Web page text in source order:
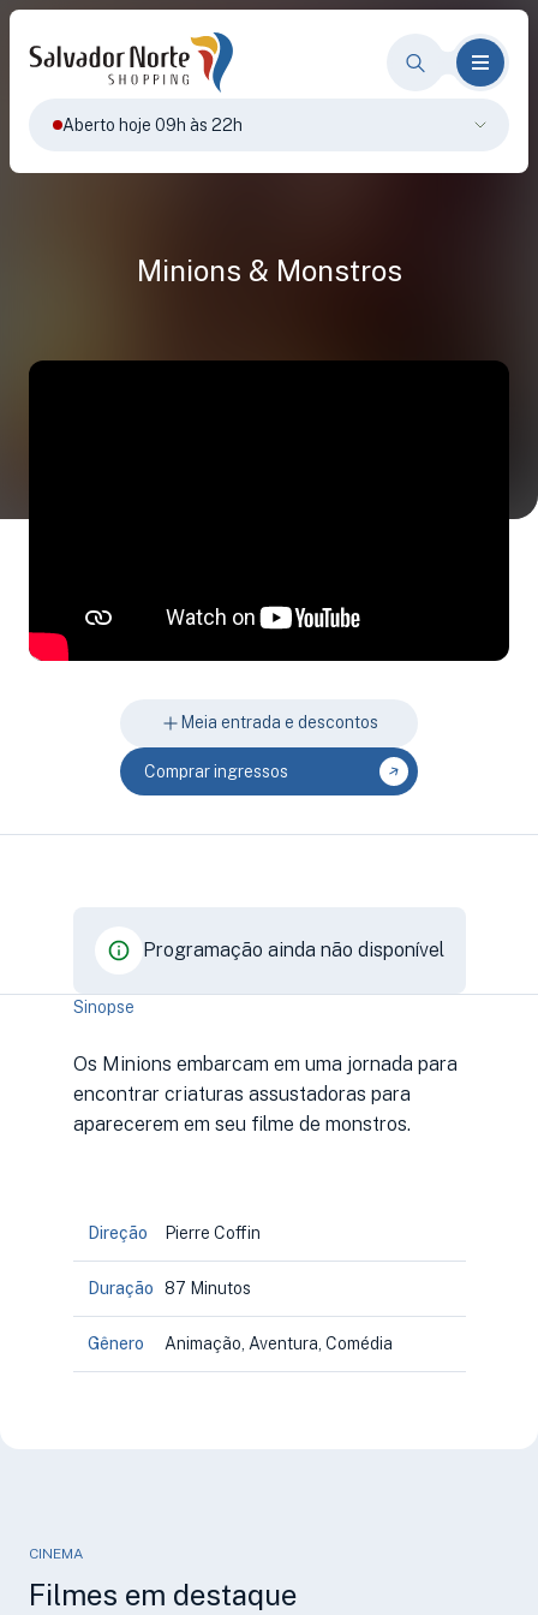
Aberto hoje 09h às 22h
Minions & Monstros
Meia entrada e descontos
Comprar ingressos
Programação ainda não disponível
Sinopse
Os Minions embarcam em uma jornada para
encontrar criaturas assustadoras para
aparecerem em seu filme de monstros.
Direção Pierre Coffin
Duração 87 Minutos
Gênero Animação, Aventura, Comédia
CINEMA
Filmes em destaque